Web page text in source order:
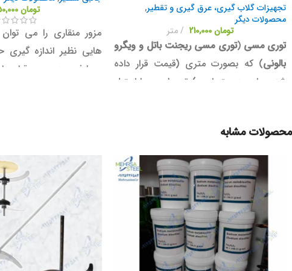
تجهیزات گلاب گیری، عرق گیری و تقطیر,
محصولات دیگر
تومان210,000 متر
توری مسی (توری مسی ریجنت باتل و ویگرو
بالونی) که بصورت متری (قیمت قرار داده
شده برای هر متر است) توسط مهرسا استیل
ریجنت باتل،ویگرو شیشه ای
وسط و ...) در کنار انواع مدل های دستگاه
های گلابگیری می باشد.
تومان350,000
مزور منقاری را می توان
هایی نظیر اندازه گیری
مصارفی همچون قرار
محصولات مشابه